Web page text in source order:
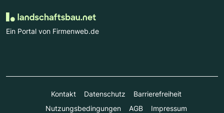
Ein Portal von Firmenweb.de
Kontakt Datenschutz
Barrierefreiheit
Nutzungsbedingungen
AGB Impressum